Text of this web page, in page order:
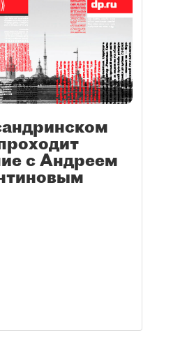
с Андреем